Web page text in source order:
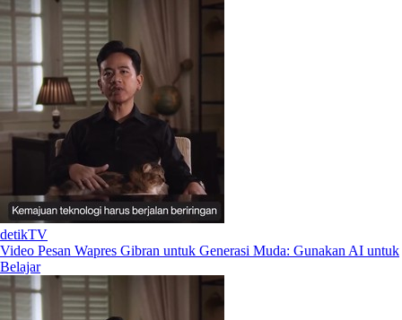
detikTV
Video Pesan Wapres Gibran untuk Generasi Muda: Gunakan AI untuk
Belajar